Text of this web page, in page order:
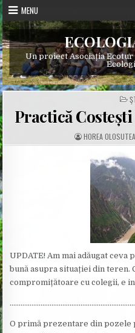
Skip
to
content
MENU
Un proiect Asociația
IN
Practică
A
U
HOREA
UPDATE! Am mai adăugat ceva
bună asupra situației din teren.
compromițătoare cu colegii, e
O primă prezentare din pozele